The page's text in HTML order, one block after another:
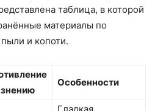
таблица, в которой
материалы по
и копоти.
Особенности